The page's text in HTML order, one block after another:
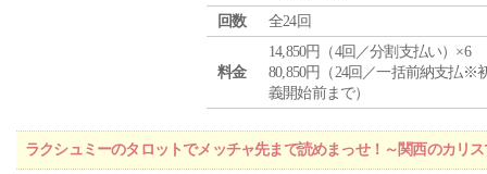
回数
全24回
料金
14,850円（4回／分割支払い）×6
80,850円（24回／一括前納支払※
義開始前まで）
ラクシュミーのタロットでメッチャ先まで読めまっせ！～関西のカリ